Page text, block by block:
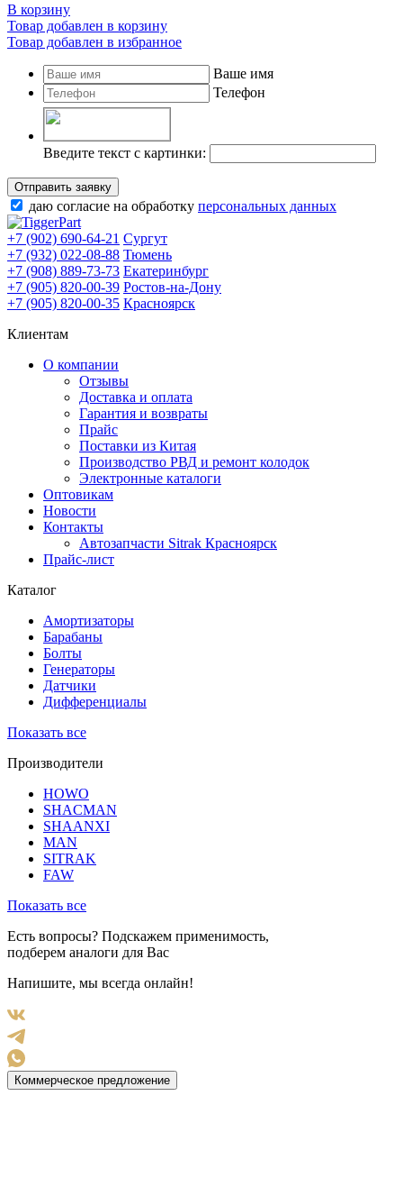
В корзину
Товар добавлен в корзину
Товар добавлен в избранное
Ваше имя
Телефон
Введите текст с картинки:
Отправить заявку
даю согласие на обработку персональных данных
+7 (902) 690-64-21 Сургут
+7 (932) 022-08-88 Тюмень
+7 (908) 889-73-73 Екатеринбург
+7 (905) 820-00-39 Ростов-на-Дону
+7 (905) 820-00-35 Красноярск
Клиентам
О компании
Отзывы
Доставка и оплата
Гарантия и возвраты
Прайс
Поставки из Китая
Производство РВД и ремонт колодок
Электронные каталоги
Оптовикам
Новости
Контакты
Автозапчасти Sitrak Красноярск
Прайс-лист
Каталог
Амортизаторы
Барабаны
Болты
Генераторы
Датчики
Дифференциалы
Показать все
Производители
HOWO
SHACMAN
SHAANXI
MAN
SITRAK
FAW
Показать все
Есть вопросы? Подскажем применимость,
подберем аналоги для Вас
Напишите, мы всегда онлайн!
Коммерческое предложение